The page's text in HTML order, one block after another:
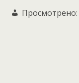
Просмотрено: